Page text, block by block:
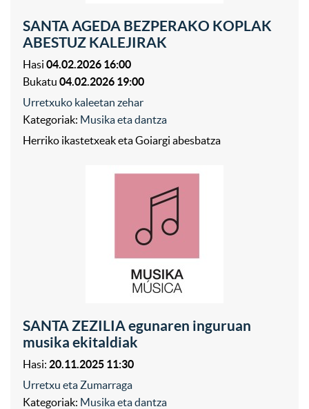
SANTA AGEDA BEZPERAKO KOPLAK
ABESTUZ KALEJIRAK
Hasi 04.02.2026 16:00
Bukatu 04.02.2026 19:00
Urretxuko kaleetan zehar
Kategoriak: Musika eta dantza
Herriko ikastetxeak eta Goiargi abesbatza
SANTA ZEZILIA egunaren inguruan
musika ekitaldiak
Hasi: 20.11.2025 11:30
Urretxu eta Zumarraga
Kategoriak: Musika eta dantza